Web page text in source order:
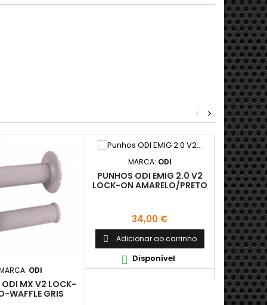
>
<
ODI
ODI MX V2 LOCK-
WAFFLE GRIS
MARCA: ODI
PUNHOS ODI EMIG 2.0 V2
LOCK-ON AMARELO/PRETO
Preço
34,00 €
 Adicionar ao carrinho
 Disponível
WAFFLE

